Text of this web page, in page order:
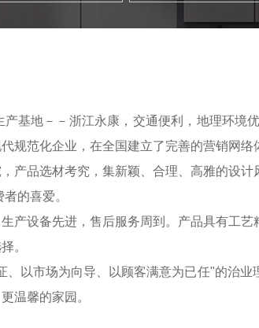
地－－浙江永康，交通便利，地理环境
规范化企业，在全国建立了完善的营销网
产品选材考究，集新颖、合理、高雅的设
的喜爱。
设备先进，售后服务周到。产品具有工艺
。
市场为向导、以顾客满意为已任"的治业
温馨的家园。